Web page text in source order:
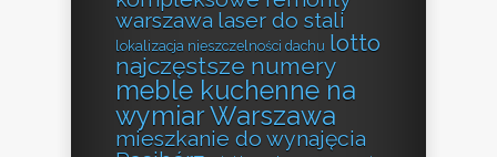
warszawa laser do stali
lokalizacja nieszczelności dachu lotto
najczęstsze numery
meble kuchenne na
wymiar Warszawa
mieszkanie do wynajęcia